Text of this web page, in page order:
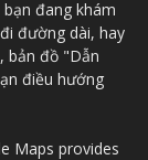
đang khám
đường dài, hay
bản đồ "Dẫn
điều hướng
Maps provides